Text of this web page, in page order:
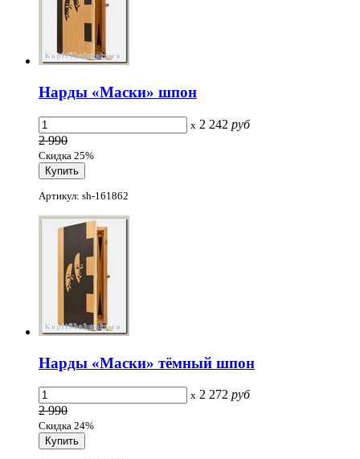
Нарды «Маски» шпон
x 2 242 руб
2 990
Скидка 25%
Артикул: sh-161862
Нарды «Маски» тёмный шпон
x 2 272 руб
2 990
Скидка 24%